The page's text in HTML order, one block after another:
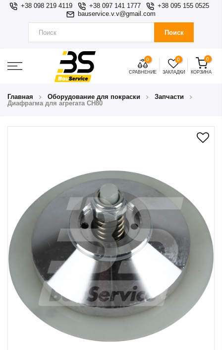
+38 098 219 4119 +38 097 141 1777
+38 095 155 0525
bauservice.v.v@gmail.com
Поиск
0
СРАВНЕНИЕ
0
ЗАКЛАДКИ
0
КОРЗИНА
Главная Оборудование для покраски
Запчасти
Диафрагма для агрегата CH80